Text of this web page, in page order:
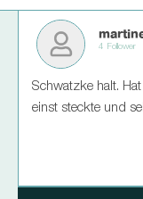
4 Follower
Schwatzke halt.
einst steckte und